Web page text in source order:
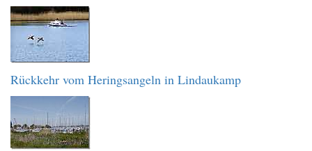
Rückkehr vom Heringsangeln in Lindaukamp